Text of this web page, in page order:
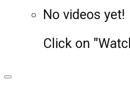
No videos yet!
Click on